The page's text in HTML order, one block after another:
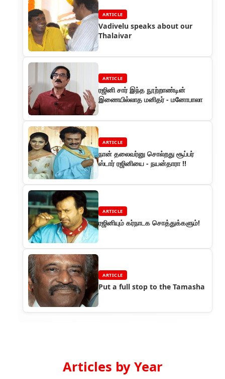
ARTICLE
Vadivelu speaks about our
Thalaivar
ARTICLE
ரஜினி சார் இந்த நூற்றாண்டின்
இணையில்லாத மனிதர் - மனோபாலா
ARTICLE
நான் தலைவர்னு சொல்றது சூப்பர்
ஸ்டார் ரஜினியை - நயன்தாரா !!
ARTICLE
ரஜினியும் கர்நாடக சொத்துக்களும்!
ARTICLE
Put a full stop to the Tamasha
Articles by Year